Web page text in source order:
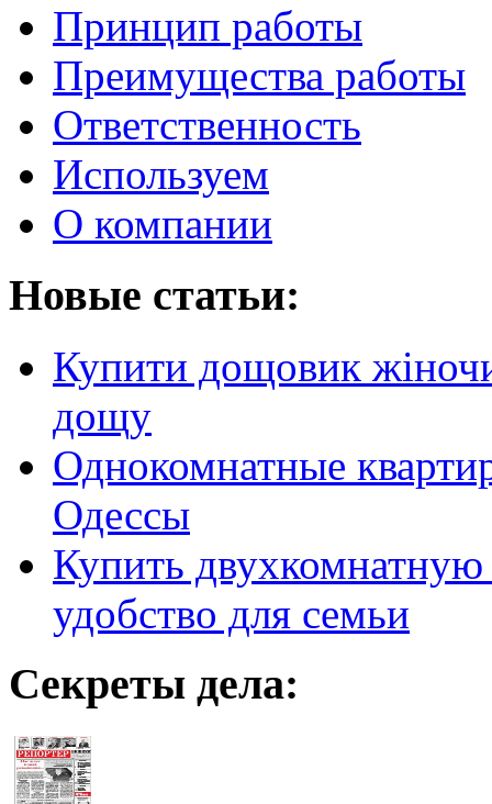
Принцип работы
Преимущества работы
Ответственность
Используем
О компании
Новые статьи:
Купити дощовик
дощу
Однокомнатные
Одессы
Купить
удобство для семьи
Секреты дела: